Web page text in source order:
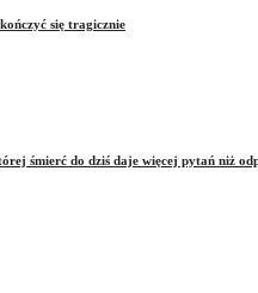
się tragicznie
śmierć do dziś daje więcej pytań niż